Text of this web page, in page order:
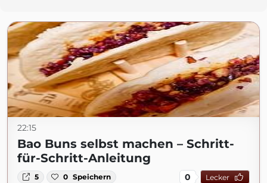
22:15
Bao Buns selbst machen – Schritt-
für-Schritt-Anleitung
5 0 Speichern 0 Lecker